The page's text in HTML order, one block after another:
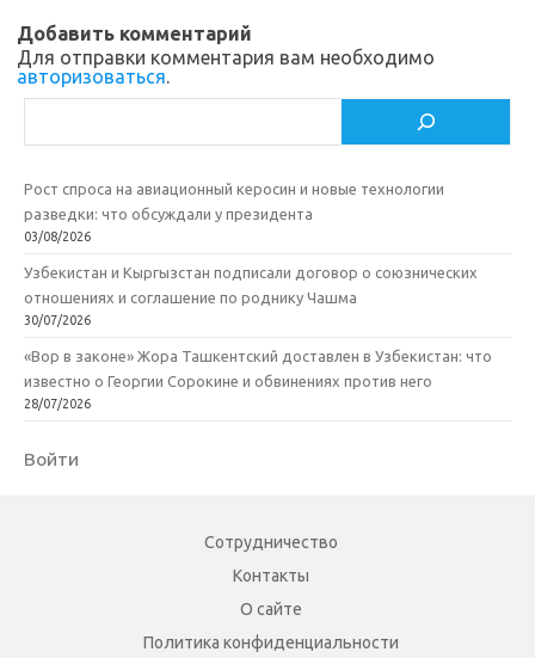
k
i
т
ь
Добавить комментарий
Для отправки комментария вам необходимо
авторизоваться.
Рост спроса на авиационный керосин и новые технологии
разведки: что обсуждали у президента
03/08/2026
Узбекистан и Кыргызстан подписали договор о союзнических
отношениях и соглашение по роднику Чашма
30/07/2026
«Вор в законе» Жора Ташкентский доставлен в Узбекистан: что
известно о Георгии Сорокине и обвинениях против него
28/07/2026
Войти
Сотрудничество
Контакты
О сайте
Политика конфиденциальности